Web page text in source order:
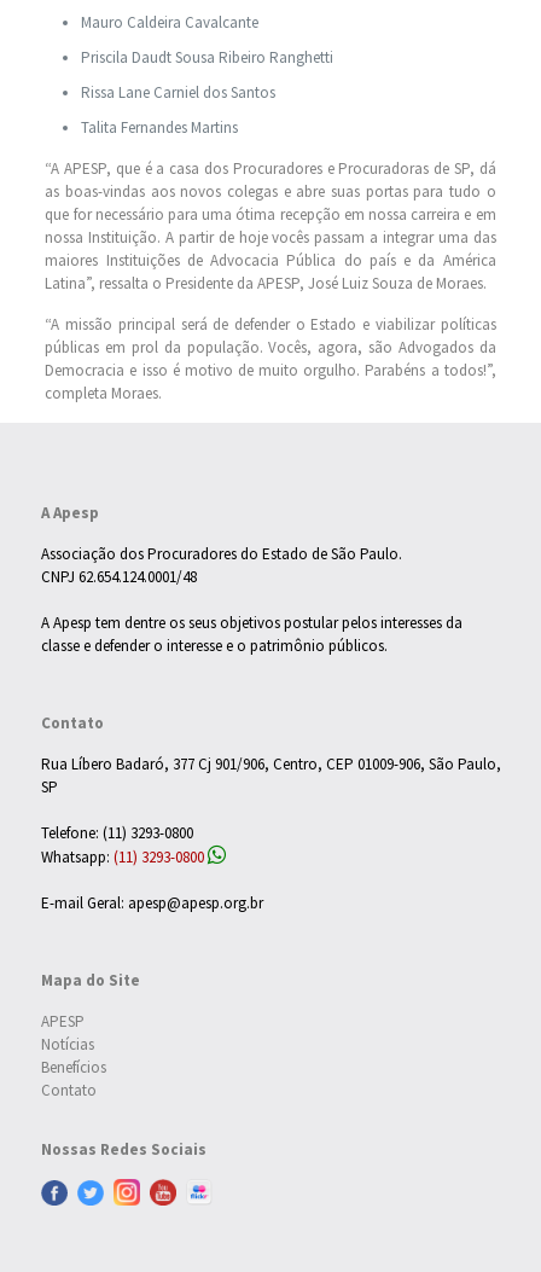
Mauro Caldeira Cavalcante
Priscila Daudt Sousa Ribeiro Ranghetti
Rissa Lane Carniel dos Santos
Talita Fernandes Martins
“A APESP, que é a casa dos Procuradores e Procuradoras de SP, dá
as boas-vindas aos novos colegas e abre suas portas para tudo o
que for necessário para uma ótima recepção em nossa carreira e em
nossa Instituição. A partir de hoje vocês passam a integrar uma das
maiores Instituições de Advocacia Pública do país e da América
Latina”, ressalta o Presidente da APESP, José Luiz Souza de Moraes.
“A missão principal será de defender o Estado e viabilizar políticas
públicas em prol da população. Vocês, agora, são Advogados da
Democracia e isso é motivo de muito orgulho. Parabéns a todos!”,
completa Moraes.
A Apesp
Associação dos Procuradores do Estado de São Paulo.
CNPJ 62.654.124.0001/48
A Apesp tem dentre os seus objetivos postular pelos interesses da
classe e defender o interesse e o patrimônio públicos.
Contato
Rua Líbero Badaró, 377 Cj 901/906, Centro, CEP 01009-906, São Paulo,
SP
Telefone: (11) 3293-0800
Whatsapp: (11) 3293-0800
E-mail Geral: apesp@apesp.org.br
Mapa do Site
APESP
Notícias
Benefícios
Contato
Nossas Redes Sociais